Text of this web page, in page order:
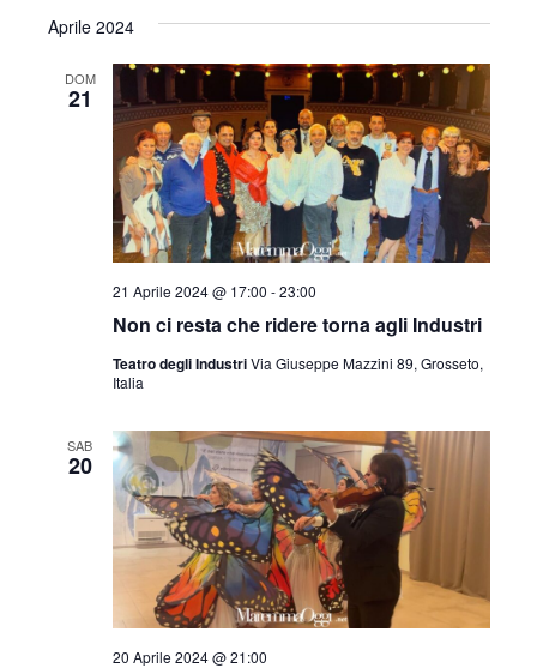
e
Aprile 2024
DOM
21
Non ci resta che ridere torna agli Industri
21 Aprile 2024 @ 17:00 -23:00
Teatro degli IndustriVia Giuseppe Mazzini 89, Grosseto,
Italia
SAB
20
20 Aprile 2024 @ 21:00